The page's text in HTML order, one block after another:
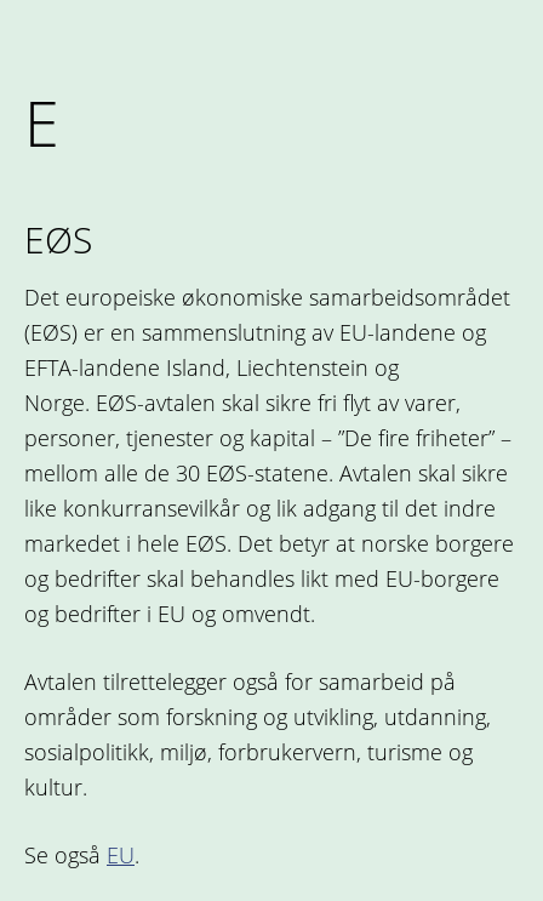
E
EØS
Det europeiske økonomiske samarbeidsområdet
(EØS) er en sammenslutning av EU-landene og
EFTA-landene Island, Liechtenstein og
Norge. EØS-avtalen skal sikre fri flyt av varer,
personer, tjenester og kapital – ”De fire friheter” –
mellom alle de 30 EØS-statene. Avtalen skal sikre
like konkurransevilkår og lik adgang til det indre
markedet i hele EØS. Det betyr at norske borgere
og bedrifter skal behandles likt med EU-borgere
og bedrifter i EU og omvendt.
Avtalen tilrettelegger også for samarbeid på
områder som forskning og utvikling, utdanning,
sosialpolitikk, miljø, forbrukervern, turisme og
kultur.
Se også EU.